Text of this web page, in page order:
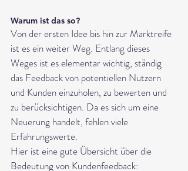
Warum ist das so?
Von der ersten Idee bis hin zur Marktreife
ist es ein weiter Weg. Entlang dieses
Weges ist es elementar wichtig, ständig
das Feedback von potentiellen Nutzern
und Kunden einzuholen, zu bewerten und
zu berücksichtigen. Da es sich um eine
Neuerung handelt, fehlen viele
Erfahrungswerte.
Hier ist eine gute Übersicht über die
Bedeutung von Kundenfeedback: